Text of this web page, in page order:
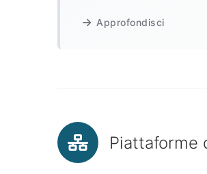
Approfondisci
Piattaforme